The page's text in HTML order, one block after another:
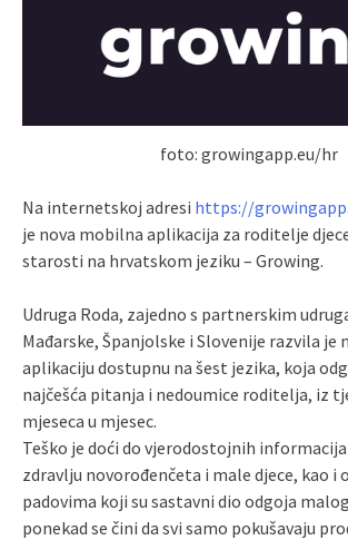
foto: growingapp.eu/hr
Na internetskoj adresi https://
je nova mobilna aplikacija za roditelje
starosti na hrvatskom jeziku – Growing.
Udruga Roda, zajedno s partnerskim
Mađarske, Španjolske i Slovenije razvila je
aplikaciju dostupnu na šest jezika, koja
najčešća pitanja i nedoumice roditelja, iz
mjeseca u mjesec.
Teško je doći do vjerodostojnih
zdravlju novorođenčeta i male djece, kao i
padovima koji su sastavni dio odgoja
ponekad se čini da svi samo pokušavaju